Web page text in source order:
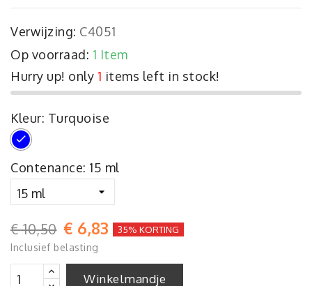
Verwijzing: C4051
Op voorraad: 1 Item
Hurry up! only 1 items left in stock!
Kleur: Turquoise
Turquoise
Contenance: 15 ml
€ 10,50 € 6,83 35% KORTING
Inclusief belasting
Winkelmandje